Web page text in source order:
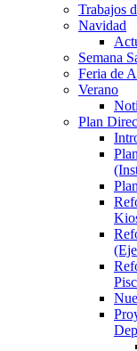
Trabajos
Navidad
Semana
Feria de
Verano
Plan